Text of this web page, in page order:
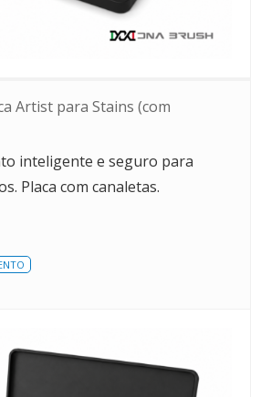
Artist para Stains (com
inteligente e seguro para
Placa com canaletas.